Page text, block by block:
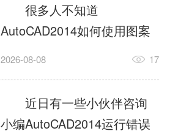
很多人不知道
AutoCAD2014如何使用图案
填充?今日为你们带来的文章
用图案填充的内容，还有不
清楚小伙伴和小编一起去学
习一下吧。1.打开
2026-08-08 17
近日有一些小伙伴咨询
小编AutoCAD2014运行错误